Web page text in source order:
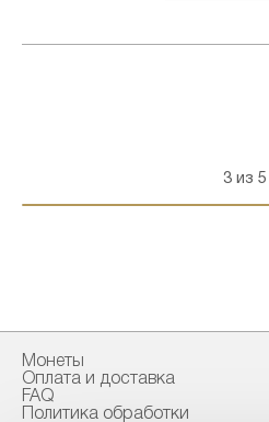
3 из 5
Монеты
Оплата и доставка
FAQ
Политика обработки